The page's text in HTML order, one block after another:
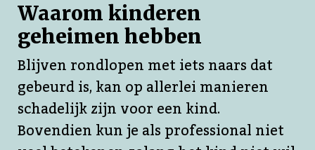
Waarom kinderen
geheimen hebben
Blijven rondlopen met iets naars dat
gebeurd is, kan op allerlei manieren
schadelijk zijn voor een kind.
Bovendien kun je als professional niet